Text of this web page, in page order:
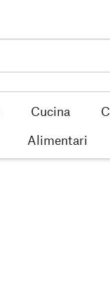
Cucina
Alimentari